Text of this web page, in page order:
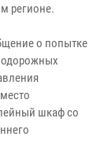
регионе.
о попытке
шкаф со